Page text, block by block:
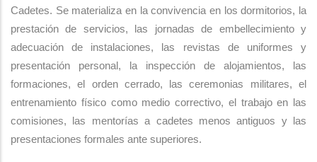
Cadetes. Se materializa en la convivencia en los dormitorios, la
prestación de servicios, las jornadas de embellecimiento y
adecuación de instalaciones, las revistas de uniformes y
presentación personal, la inspección de alojamientos, las
formaciones, el orden cerrado, las ceremonias militares, el
entrenamiento físico como medio correctivo, el trabajo en las
comisiones, las mentorías a cadetes menos antiguos y las
presentaciones formales ante superiores.